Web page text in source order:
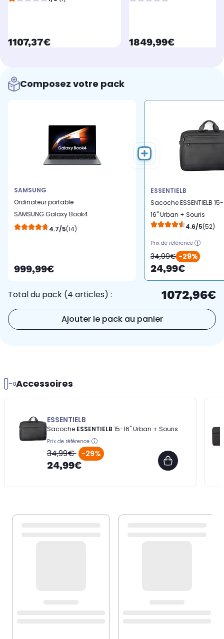
currentPrice
1107,37€ currentPrice
1849,99€
Composez votre pack
SAMSUNG
Ordinateur portable
SAMSUNG Galaxy Book4
15.6' I7 16Go 512Go
4.7/5(14)
999,99€
ESSENTIELB
Sacoche ESSENTIELB 15-
16'' Urban + Souris
4.6/5(52)
Prix de référence
34,99€ -29%
24,99€
Total du pack (4 articles) : 1072,96€
Ajouter le pack au panier
Accessoires
ESSENTIELB
Sacoche ESSENTIELB 15-16'' Urban + Souris
Prix de référence
34,99€ -29%
24,99€